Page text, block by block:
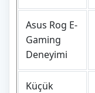
Asus Rog E-
Gaming
Deneyimi
Küçük